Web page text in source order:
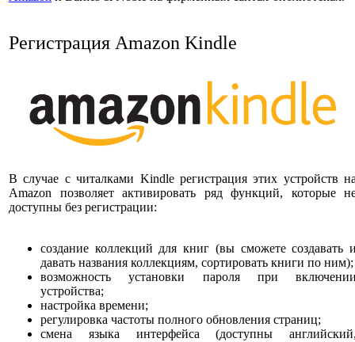
Регистрация Amazon Kindle
В случае с читалками Kindle регистрация этих устройств
Amazon позволяет активировать ряд функций, которые
доступны без регистрации:
создание коллекций для книг (вы сможете создавать
давать названия коллекциям, сортировать книги по
возможность установки пароля при
устройства;
настройка времени;
регулировка частоты полного обновления страниц;
смена языка интерфейса (доступны